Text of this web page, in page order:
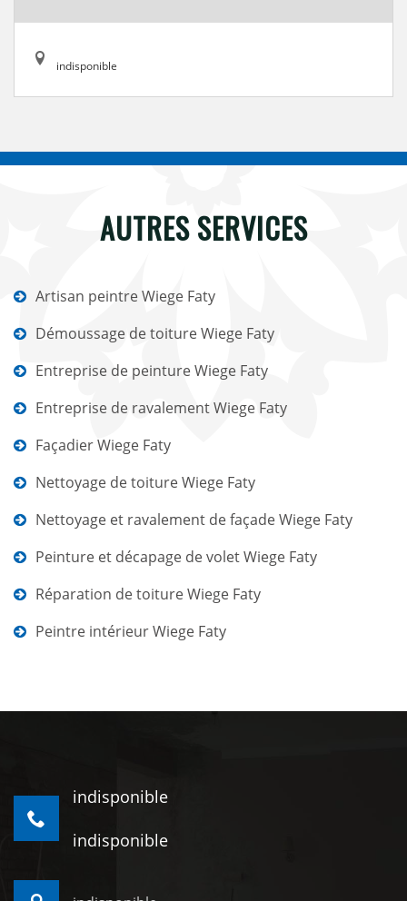
indisponible
AUTRES SERVICES
Artisan peintre Wiege Faty
Démoussage de toiture Wiege Faty
Entreprise de peinture Wiege Faty
Entreprise de ravalement Wiege Faty
Façadier Wiege Faty
Nettoyage de toiture Wiege Faty
Nettoyage et ravalement de façade Wiege Faty
Peinture et décapage de volet Wiege Faty
Réparation de toiture Wiege Faty
Peintre intérieur Wiege Faty
indisponible
indisponible